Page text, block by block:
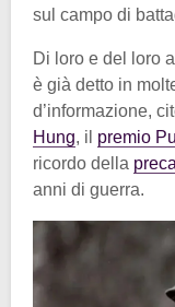
sul campo di
Di loro e del loro
è già detto in
d’informazione,
Hung, il premio
ricordo della
anni di guerra.